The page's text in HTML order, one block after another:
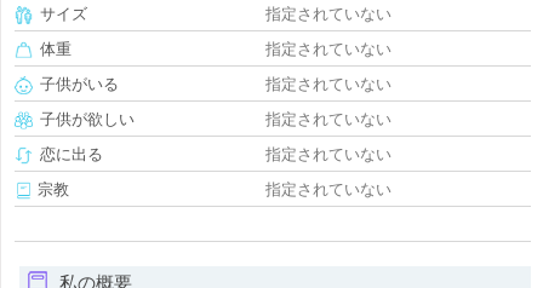
サイズ
指定されていない
体重
指定されていない
子供がいる
指定されていない
子供が欲しい
指定されていない
恋に出る
指定されていない
宗教
指定されていない
私の概要